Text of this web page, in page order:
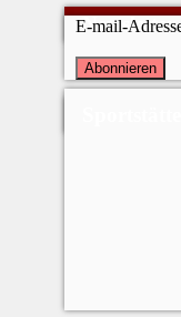
Newsletter
E-mail-